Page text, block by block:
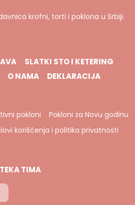
krofni, torti i poklona u Srbiji.
SLATKI STO I KETERING
O NAMA
DEKLARACIJA
pokloni
Pokloni za Novu godinu
korišćenja i politika privatnosti
TIMA